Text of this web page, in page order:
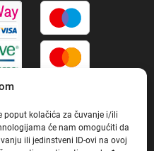
poput kolačića za čuvanje i/ili
će nam omogućiti da
ili jedinstveni ID-ovi na ovoj